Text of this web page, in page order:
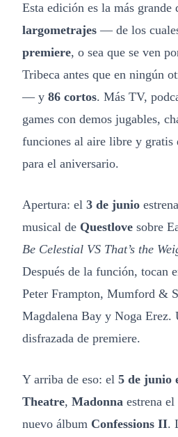
Esta edición es la más grande
largometrajes — de los
premiere, o sea que se ven
Tribeca antes que en ningún
— y 86 cortos. Más TV,
games con demos jugables,
funciones al aire libre y gratis
para el aniversario.
Apertura: el 3 de junio
musical de Questlove sobre
Be Celestial VS That’s the
Después de la función, tocan
Peter Frampton, Mumford &
Magdalena Bay y Noga Erez.
disfrazada de premiere.
Y arriba de eso: el 5 de junio
Theatre, Madonna estrena el
nuevo álbum Confessions II.